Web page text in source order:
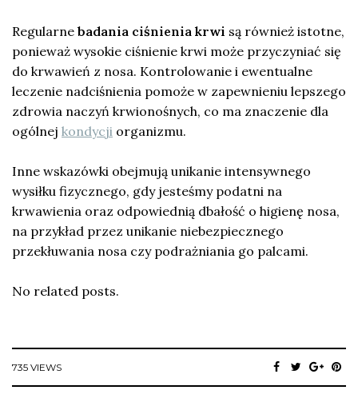
Regularne badania ciśnienia krwi są również istotne,
ponieważ wysokie ciśnienie krwi może przyczyniać się
do krwawień z nosa. Kontrolowanie i ewentualne
leczenie nadciśnienia pomoże w zapewnieniu lepszego
zdrowia naczyń krwionośnych, co ma znaczenie dla
ogólnej kondycji organizmu.
Inne wskazówki obejmują unikanie intensywnego
wysiłku fizycznego, gdy jesteśmy podatni na
krwawienia oraz odpowiednią dbałość o higienę nosa,
na przykład przez unikanie niebezpiecznego
przekłuwania nosa czy podrażniania go palcami.
No related posts.
735 VIEWS